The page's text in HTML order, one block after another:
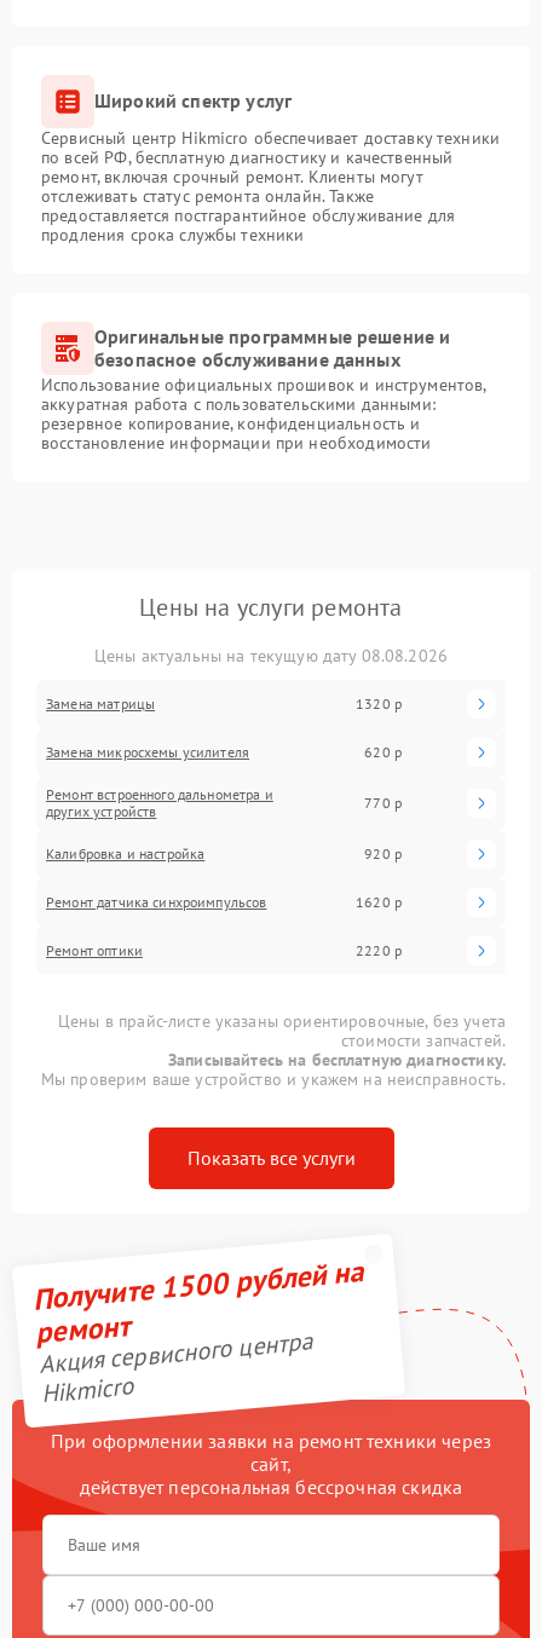
Широкий спектр услуг
Сервисный центр Hikmicro обеспечивает доставку техники
по всей РФ, бесплатную диагностику и качественный
ремонт, включая срочный ремонт. Клиенты могут
отслеживать статус ремонта онлайн. Также
предоставляется постгарантийное обслуживание для
продления срока службы техники
Оригинальные программные решение и
безопасное обслуживание данных
Использование официальных прошивок и инструментов,
аккуратная работа с пользовательскими данными:
резервное копирование, конфиденциальность и
восстановление информации при необходимости
Цены на услуги ремонта
Цены актуальны на текущую дату 08.08.2026
Замена матрицы 1320 р
Замена микросхемы усилителя 620 р
Ремонт встроенного дальнометра и
других устройств
770 р
Калибровка и настройка 920 р
Ремонт датчика синхроимпульсов 1620 р
Ремонт оптики 2220 р
Цены в прайс-листе указаны ориентировочные, без учета
стоимости запчастей.
Записывайтесь на бесплатную диагностику.
Мы проверим ваше устройство и укажем на неисправность.
Показать все услуги
Получите 1500 рублей на
ремонт
Акция сервисного центра
Hikmicro
При оформлении заявки на ремонт техники через
сайт,
действует персональная бессрочная скидка